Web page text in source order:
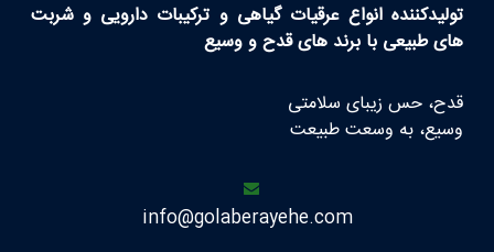
تولیدکننده انواع عرقیات گیاهی و ترکیبات دارویی و شربت
های طبیعی با برند های قدح و وسیع
قدح، حس زیبای سلامتی
وسیع، به وسعت طبیعت
info@golaberayehe.com